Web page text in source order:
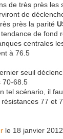
de très près les
de
près la parité
de fond
centrales
à 76.5
seuil
70-68.5
tel scénario, il
77 et
le 18 janvier